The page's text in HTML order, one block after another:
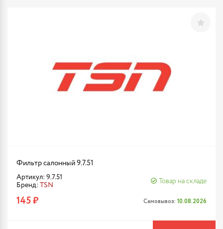
Фильтр салонный 9.7.51
Артикул: 9.7.51
Бренд: TSN
Товар на складе
145 ₽ Самовывоз: 10.08.2026